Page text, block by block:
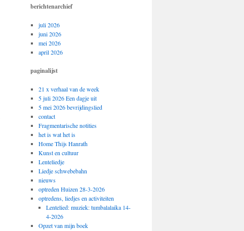
berichtenarchief
juli 2026
juni 2026
mei 2026
april 2026
paginalijst
21 x verhaal van de week
5 juli 2026 Een dagje uit
5 mei 2026 bevrijdingslied
contact
Fragmentarische notities
het is wat het is
Home Thijs Hanrath
Kunst en cultuur
Lenteliedje
Liedje schwebebahn
nieuws
optreden Huizen 28-3-2026
optredens, liedjes en activiteiten
Lentelied: muziek: tumbalalaika 14-
4-2026
Opzet van mijn boek